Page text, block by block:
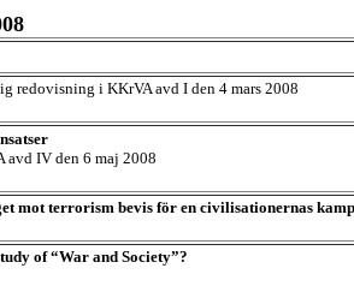
redovisning i KKrVA avd I den 4 mars 2008
avd IV den 6 maj 2008
mot terrorism bevis för en civilisationernas
of “War and Society”?